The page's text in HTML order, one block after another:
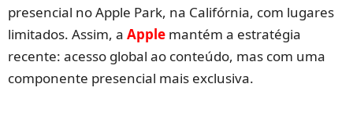
presencial no Apple Park, na Califórnia, com lugares
limitados. Assim, a Apple mantém a estratégia
recente: acesso global ao conteúdo, mas com uma
componente presencial mais exclusiva.